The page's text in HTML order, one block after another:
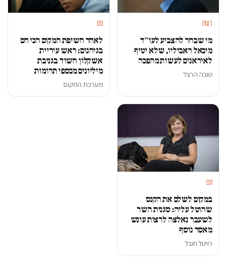
דעות
מי שבחר להצביע לעו״ד
מיכאל ראביליו, שלא יטיף
לאיראנים לעשות מהפכה
טובה הרצל
חם
לאחר חשיפת המקום הכי חם
בגיהנום: ראש עיריית
אשקלון חשוד בגניבת
מיליונים מכספי תרומות
מערכת המקום
חם
במקום לשלם את הקנס
שהוטל עליה: סגנית השר
לשעבר נאלצה לרצות עונש
מאסר נוסף
רויטל חובל